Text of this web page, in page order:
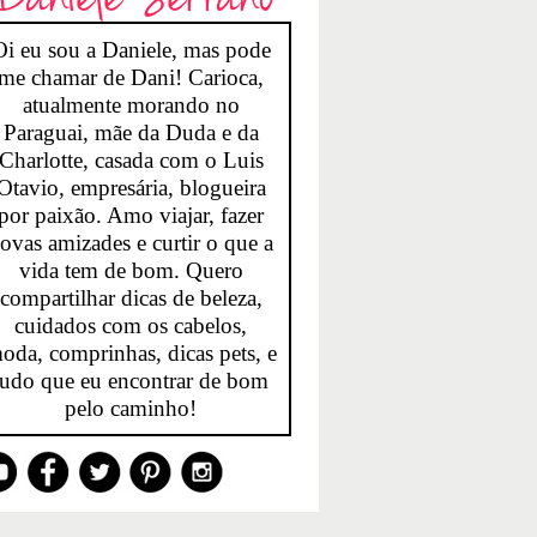
eu sou a Daniele, mas pode
chamar de Dani! Carioca,
atualmente morando no
Paraguai, mãe da Duda e da
casada com o Luis
empresária, blogueira
paixão. Amo viajar, fazer
amizades e curtir o que a
vida tem de bom. Quero
compartilhar dicas de beleza,
cuidados com os cabelos,
comprinhas, dicas pets, e
que eu encontrar de bom
pelo caminho!